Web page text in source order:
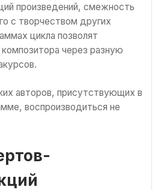
произведений, смежность
с творчеством других
цикла позволят
композитора через разную
авторов, присутствующих в
воспроизводиться не